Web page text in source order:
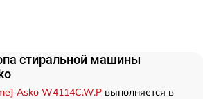
стиральной машины
Asko W4114C.W.P выполняется в